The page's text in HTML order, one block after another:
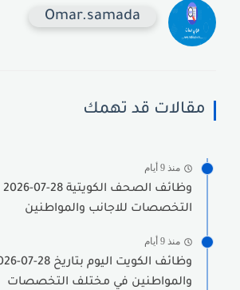
Omar.samada
مقالات قد تهمك
منذ 9 أيام
التخصصات للاجانب والمواطنين
منذ 9 أيام
والمواطنين في مختلف التخصصات